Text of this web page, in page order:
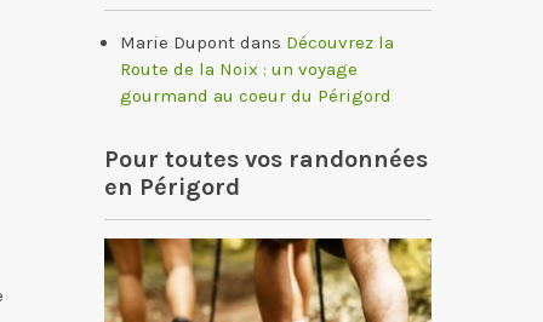
Marie Dupont dans Découvrez la
Route de la Noix : un voyage
gourmand au coeur du Périgord
Pour toutes vos randonnées
en Périgord